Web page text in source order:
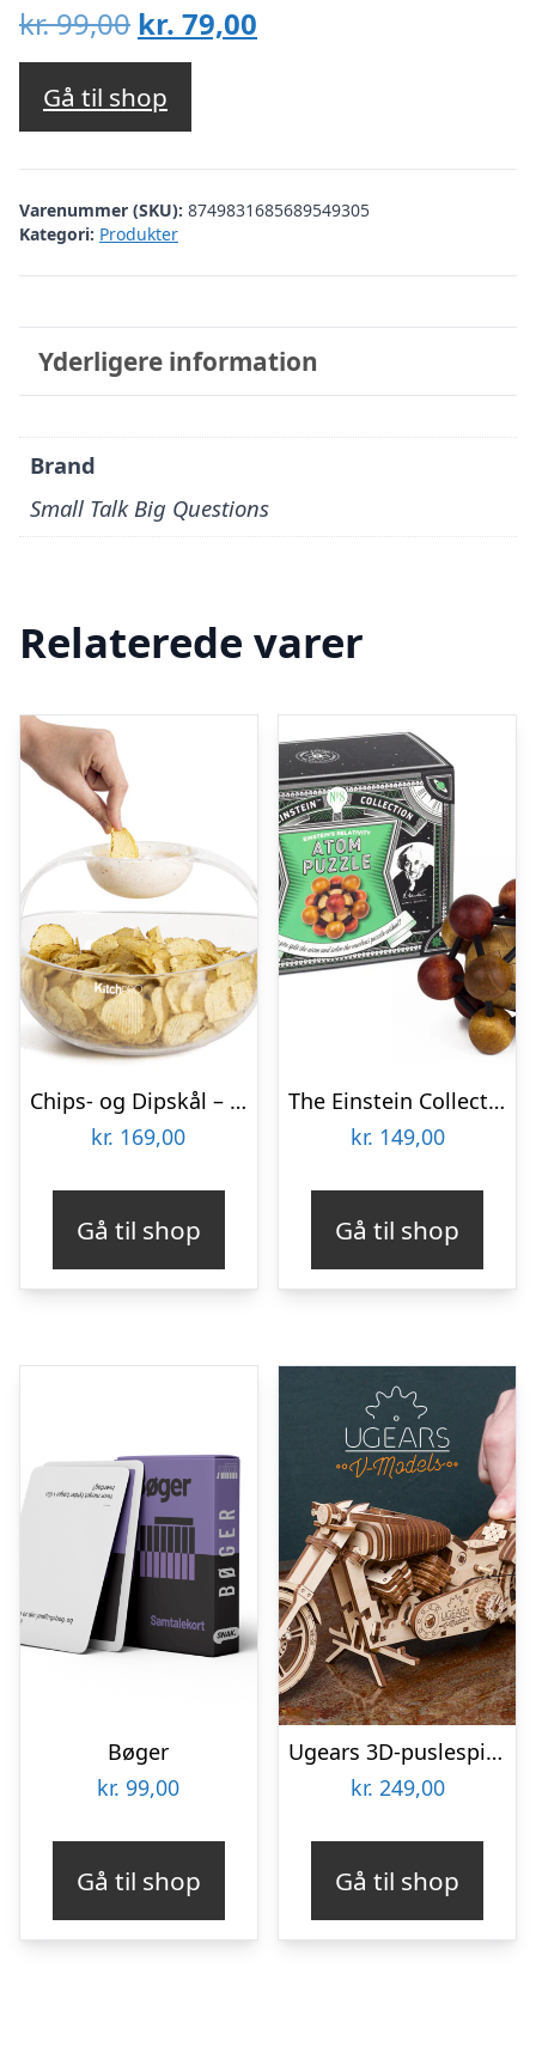
kr.99,00 Den
oprindelige
pris
var:
kr. 99,00.
kr. 79,00
kr. 79,00.
Gå til shop
Varenummer (SKU): 8749831685689549305
Kategori: Produkter
Yderligere information
Brand
Small Talk Big Questions
Relaterede varer
Chips- og Dipskål – KitchPro
kr. 169,00
Gå til shop
The Einstein Collection – Atom Puzzle
kr. 149,00
Gå til shop
Bøger
kr. 99,00
Gå til shop
Ugears 3D-puslespil i Træ – MC
kr. 249,00
Gå til shop